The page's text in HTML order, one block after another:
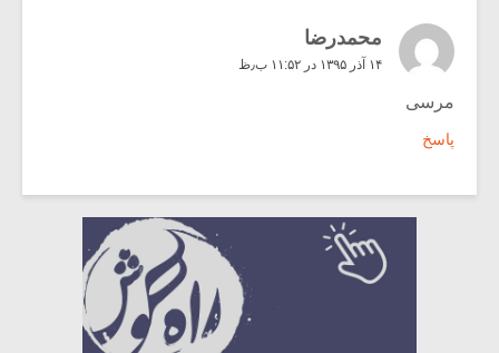
محمدرضا
۱۴ آذر ۱۳۹۵ در ۱۱:۵۲ ب٫ظ
مرسی
پاسخ